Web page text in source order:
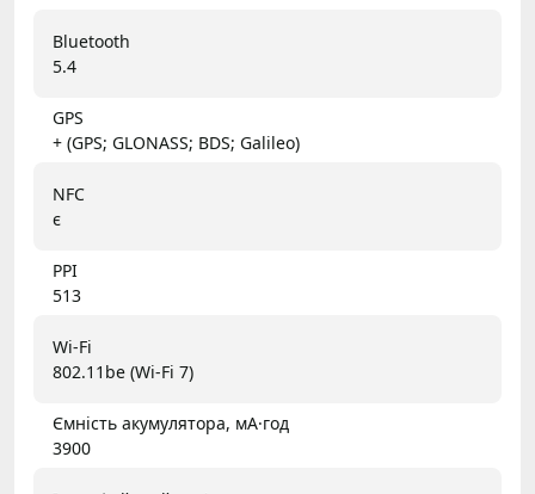
Bluetooth
5.4
GPS
+ (GPS; GLONASS; BDS; Galileo)
NFC
є
PPI
513
Wi-Fi
802.11be (Wi-Fi 7)
Ємність акумулятора, мА·год
3900